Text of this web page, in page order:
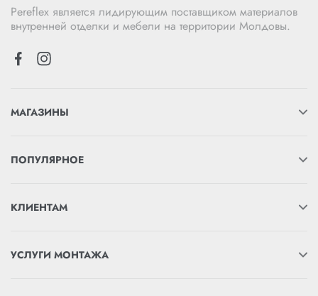
Pereflex является лидирующим поставщиком материалов
внутренней отделки и мебели на территории Молдовы.
МАГАЗИНЫ
ПОПУЛЯРНОЕ
КЛИЕНТАМ
УСЛУГИ МОНТАЖА